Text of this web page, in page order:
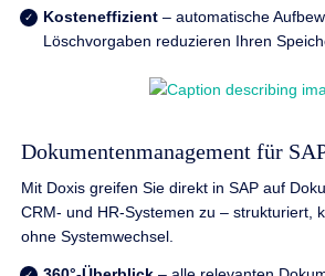
Kosteneffizient – automatische
Löschvorgaben reduzieren Ihren
Dokumentenmanagement für
Mit Doxis greifen Sie direkt in SAP auf
CRM- und HR-Systemen zu – strukturiert,
ohne Systemwechsel.